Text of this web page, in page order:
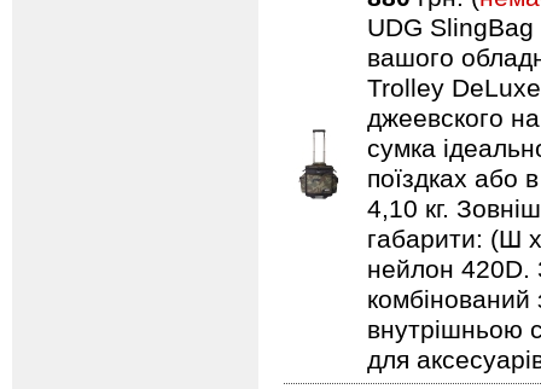
UDG SlingBag
вашого
Trolley DeLuxe
джеевского
сумка
поїздках або
4,10 кг.
габарити: (Ш
нейлон 420D.
внутрішньою
для